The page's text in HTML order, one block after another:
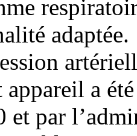
adaptée.
appareil a
et par